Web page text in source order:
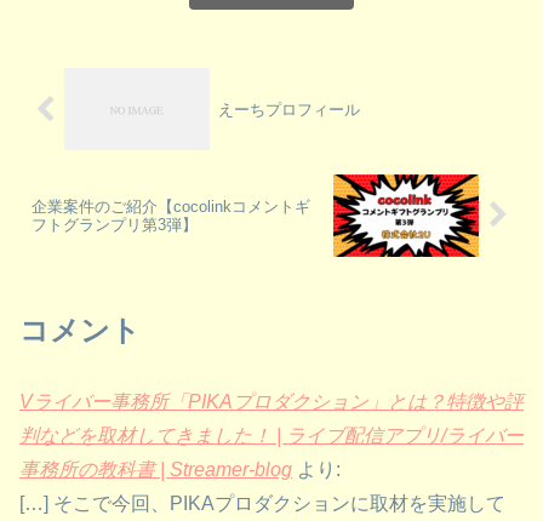
えーちプロフィール
企業案件のご紹介【cocolinkコメントギ
フトグランプリ第3弾】
コメント
Vライバー事務所「PIKAプロダクション」とは？特徴や評
判などを取材してきました！ | ライブ配信アプリ/ライバー
事務所の教科書 | Streamer-blog より:
[…] そこで今回、PIKAプロダクションに取材を実施して